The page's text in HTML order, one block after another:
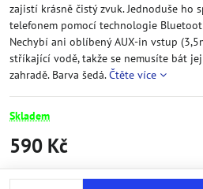
zajistí krásně čistý zvuk. Jednoduše ho
telefonem pomocí technologie
Nechybí ani oblíbený AUX-in vstup
stříkající vodě, takže se nemusíte bát
zahradě. Barva šedá.Čtěte více
Skladem
590 Kč